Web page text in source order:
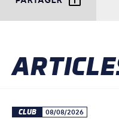
CLUB 08/08/2026